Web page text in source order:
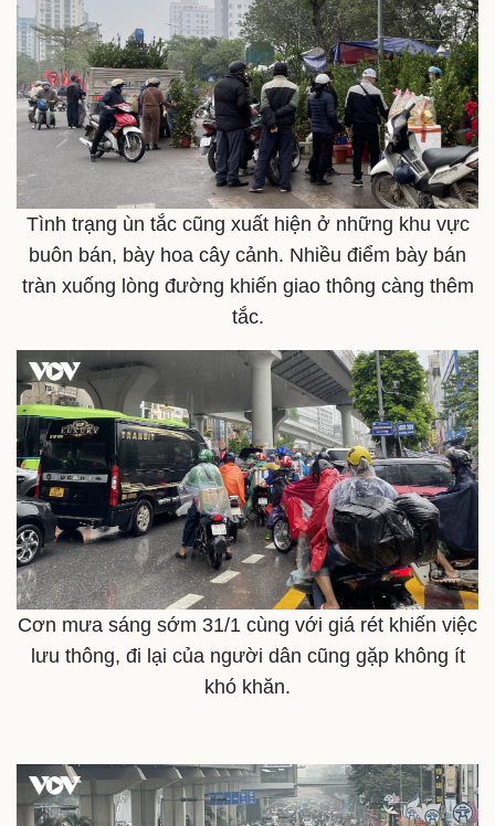
Pháp luật
Vụ án
Tin nóng
Tư vấn luật
Quân sự - Quốc phòng
Vũ khí
Việt Nam
Phân tích
Tình trạng ùn tắc cũng xuất hiện ở những khu vực
buôn bán, bày hoa cây cảnh. Nhiều điểm bày bán
tràn xuống lòng đường khiến giao thông càng thêm
tắc.
Cơn mưa sáng sớm 31/1 cùng với giá rét khiến việc
lưu thông, đi lại của người dân cũng gặp không ít
khó khăn.